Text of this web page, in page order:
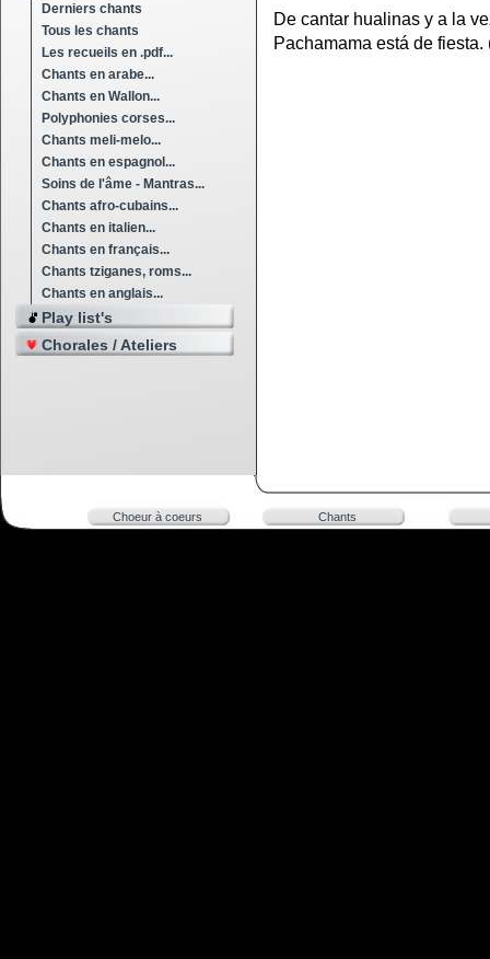
Derniers chants
Tous les chants
Les recueils en .pdf...
Chants en arabe...
Chants en Wallon...
Polyphonies corses...
Chants meli-melo...
Chants en espagnol...
Soins de l'âme - Mantras...
Chants afro-cubains...
Chants en italien...
Chants en français...
Chants tziganes, roms...
Chants en anglais...
Play list's
Chorales / Ateliers
De cantar hualinas y a la
Pachamama está de fiesta.
Choeur à coeurs Chants